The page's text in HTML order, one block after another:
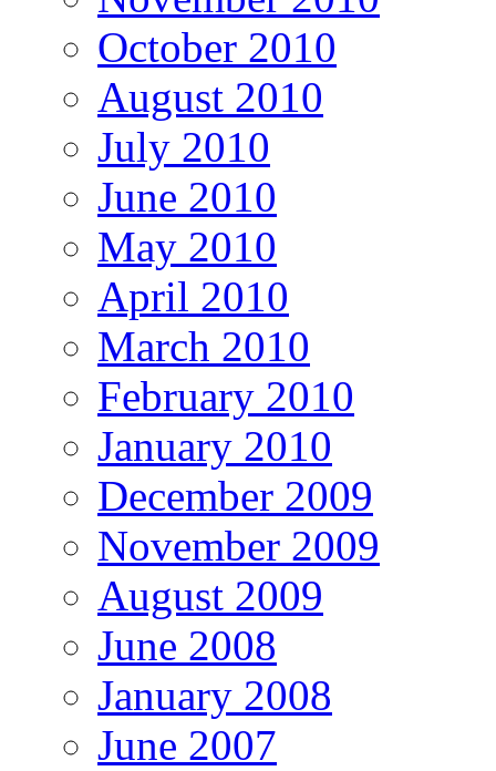
October 2010
August 2010
July 2010
June 2010
May 2010
April 2010
March 2010
February 2010
January 2010
December 2009
November 2009
August 2009
June 2008
January 2008
June 2007